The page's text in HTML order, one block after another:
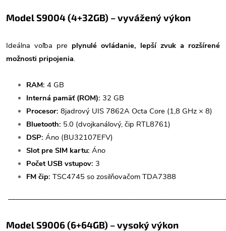
Model S9004 (4+32GB) – vyvážený výkon
Ideálna voľba pre plynulé ovládanie, lepší zvuk a rozšírené
možnosti pripojenia.
RAM: 4 GB
Interná pamäť (ROM): 32 GB
Procesor: 8jadrový UIS 7862A Octa Core (1,8 GHz × 8)
Bluetooth: 5.0 (dvojkanálový, čip RTL8761)
DSP: Áno (BU32107EFV)
Slot pre SIM kartu: Áno
Počet USB vstupov: 3
FM čip: TSC4745 so zosilňovačom TDA7388
Model S9006 (6+64GB) – vysoký výkon